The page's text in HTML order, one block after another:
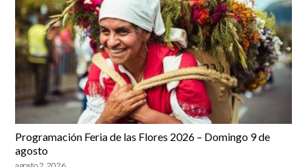
Programación Feria de las Flores 2026 – Domingo 9 de
agosto